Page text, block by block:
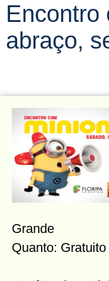
Encontro
abraço,
Grande
Quanto: Gratuito